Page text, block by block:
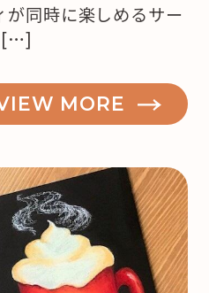
が同時に楽しめるサー
[…]
MORE